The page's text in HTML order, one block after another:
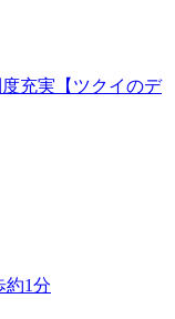
充実【ツクイのデ
約1分